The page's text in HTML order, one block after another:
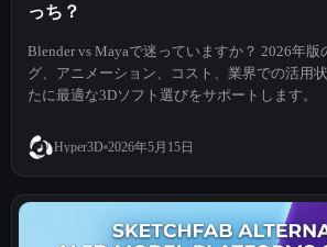
っち？
Blender vs Mayaで迷っていますか？ 2026年
グ、アニメーション、コスト、業界での活用
たに最適な3Dソフト選びをサポートします。
Hyper3D 2026年5月15日